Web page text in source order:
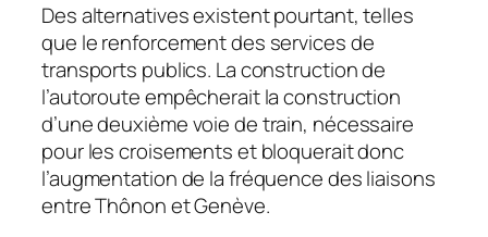
Des alternatives existent pourtant, telles
que le renforcement des services de
transports publics. La construction de
l’autoroute empêcherait la construction
d’une deuxième voie de train, nécessaire
pour les croisements et bloquerait donc
l’augmentation de la fréquence des liaisons
entre Thônon et Genève.